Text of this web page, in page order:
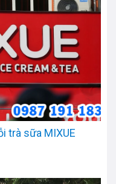
trà sữa MIXUE